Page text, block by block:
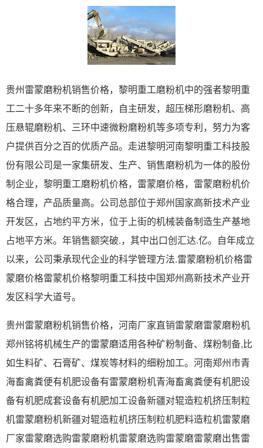
贵州雷蒙磨粉机销售价格，黎明重工磨粉机中的强者黎明重
工二十多年来不断的创新，自主研发，超压梯形磨粉机、高
压悬辊磨粉机、三环中速微粉磨粉机等多项专利，努力为客
户提供百分之百的优质产品。走进黎明河南黎明重工科技股
份有限公司是一家集研发、生产、销售磨粉机为一体的股份
制企业，黎明重工磨粉机价格，雷蒙磨价格，雷蒙磨粉机价
格合理，产品质量高。公司总部位于郑州国家高新技术产业
开发区，占地约平方米，位于上街的机械装备制造生产基地
占地平方米。年销售额突破.，其中出口创汇达.亿。自年成立
以来，公司秉承现代企业的科学管理方法.雷蒙磨粉机价格雷
蒙磨价格雷蒙机价格黎明重工科技中国郑州高新技术产业开
发区科学大道号。
贵州雷蒙磨粉机销售价格，河南厂家直销雷蒙磨雷蒙磨粉机
郑州铭将机械生产的雷蒙磨适用各种矿粉制备、煤粉制备,比
如生料矿、石膏矿、煤炭等材料的细粉加工。河南郑州市青
海畜禽粪便有机肥设备有雷蒙磨粉机青海畜禽粪便有机肥设
备有机肥成套设备有机肥加工设备新疆对辊造粒机挤压制粒
机雷蒙磨粉机新疆对辊造粒机挤压制粒机肥料造粒机雷蒙磨
厂家雷蒙磨选购雷蒙磨粉机雷蒙磨选购雷蒙磨雷蒙磨出售雷